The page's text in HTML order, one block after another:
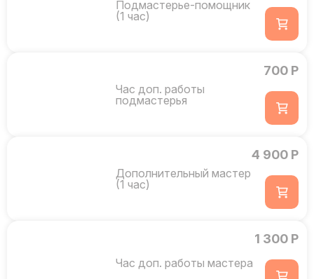
Подмастерье-помощник
(1 час)
Час доп. работы
подмастерья
700 Р
Дополнительный мастер
(1 час)
4 900 Р
Час доп. работы мастера
1 300 Р